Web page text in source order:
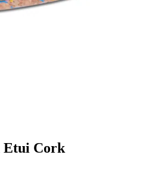
Etui Cork